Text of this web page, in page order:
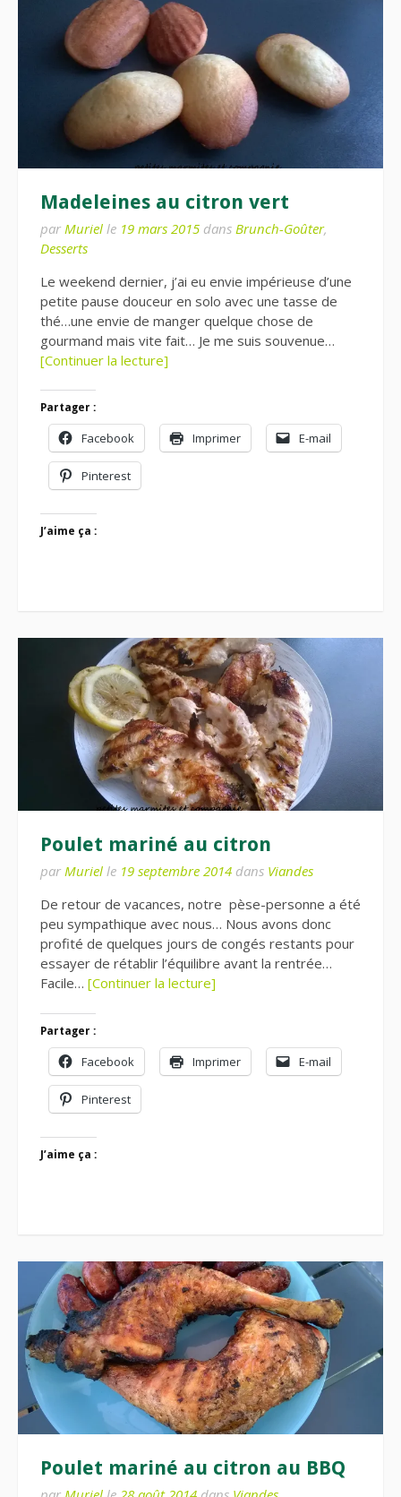
Madeleines au citron vert
par Muriel le 19 mars 2015 dans Brunch-Goûter,
Desserts
Le weekend dernier, j’ai eu envie impérieuse d’une
petite pause douceur en solo avec une tasse de
thé…une envie de manger quelque chose de
gourmand mais vite fait… Je me suis souvenue…
[Continuer la lecture]
Partager :
Facebook Imprimer E-mail
Pinterest
J’aime ça :
Poulet mariné au citron
par Muriel le 19 septembre 2014 dans Viandes
De retour de vacances, notre pèse-personne a été
peu sympathique avec nous… Nous avons donc
profité de quelques jours de congés restants pour
essayer de rétablir l’équilibre avant la rentrée…
Facile… [Continuer la lecture]
Partager :
Facebook Imprimer E-mail
Pinterest
J’aime ça :
Poulet mariné au citron au BBQ